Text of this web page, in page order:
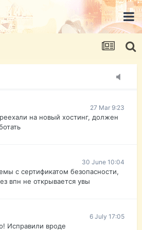
https://pasport-ua.com/
без VPN сайт и форум
27 Mar 9:23
на новый хостинг, должен
30 June 10:04
с сертификатом безопасности,
впн не открывается увы
6 July 17:05
Исправили вроде